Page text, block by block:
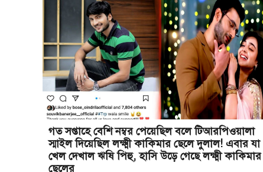
গত সপ্তাহে বেশি নম্বর পেয়েছিল বলে টিআরপিওয়ালা
স্মাইল দিয়েছিল লক্ষ্মী কাকিমার ছেলে দুলাল! এবার যা
খেল দেখাল ঋষি পিহু, হাসি উড়ে গেছে লক্ষ্মী কাকিমার
ছেলের